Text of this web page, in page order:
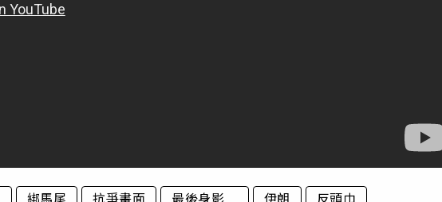
綁馬尾 抗爭畫面 最後身影 伊朗 反頭巾